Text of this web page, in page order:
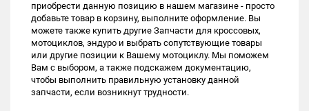
приобрести данную позицию в нашем магазине - просто
добавьте товар в корзину, выполните оформление. Вы
можете также купить другие Запчасти для кроссовых,
мотоциклов, эндуро и выбрать сопутствующие товары
или другие позиции к Вашему мотоциклу. Мы поможем
Вам с выбором, а также подскажем документацию,
чтобы выполнить правильную установку данной
запчасти, если возникнут трудности.